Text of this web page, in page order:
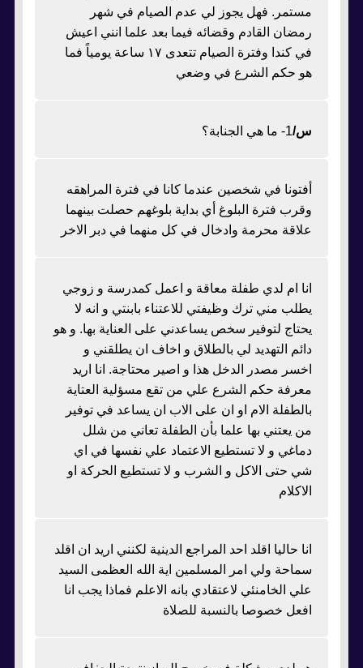
مستمر. فهل يجوز لي عدم الصيام في شهر
رمضان القادم وقضائه فيما بعد علما انني اعيش
في كندا وفترة الصيام تتعدى ١٧ ساعة يومياً فما
هو حكم الشرع في وضعي
س/1- ما هي الجنابة؟
أفتونا في شخصين عندما كانا في فترة المراهقه
وقرب فترة البلوغ أي بداية بلوغهم حصلت بينهما
علاقة محرمة وادخال في كل منهما في دبر الاخر
انا ام لدي طفلة معاقة و اعمل كمدرسة و زوجي
يطلب مني ترك وظيفتي للاعتناء بابنتي و انه لا
يحتاج لتوفير سخص يساعدني على العناية بها. و هو
دائم التهديد لي بالطلاق و اخاف ان يطلقني و
اخسر مصدر الدخل هذا و اصير محتاجة. انا اريد
معرفة حكم الشرع علي من تقع مسؤلية العتاية
بالطفلة الام او ان على الاب ان يساعد في توفير
من يعتني بها علما بأن الطفلة تعاني من شلل
دماغي و لا تستطيع الاعتماد علي نفسها في اي
شي حتى الاكل و الشرب و لا تستطيع الحركة او
الاكلام
انا حاليا اقلد احد المراجع الدينية لكنني اريد ان اقلد
سماحة ولي امر المسلمين اية الله العظمى السيد
علي الخامنئي لاعتقادي بانه الاعلم فماذا يجب انا
افعل خصوصا بالنسبة للصلاة